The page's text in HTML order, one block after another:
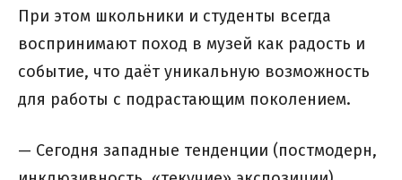
При этом школьники и студенты всегда
воспринимают поход в музей как радость и
событие, что даёт уникальную возможность
для работы с подрастающим поколением.
— Сегодня западные тенденции (постмодерн,